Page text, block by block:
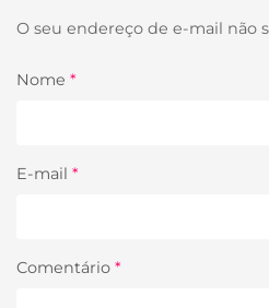
O seu endereço de e-mail não
Nome *
E-mail *
Comentário *